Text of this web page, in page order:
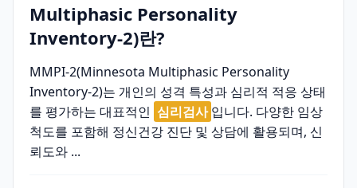
Multiphasic Personality
Inventory-2)란?
MMPI-2(Minnesota Multiphasic Personality
Inventory-2)는 개인의 성격 특성과 심리적 적응 상태
를 평가하는 대표적인 심리검사 입니다. 다양한 임상
척도를 포함해 정신건강 진단 및 상담에 활용되며, 신
뢰도와 ...